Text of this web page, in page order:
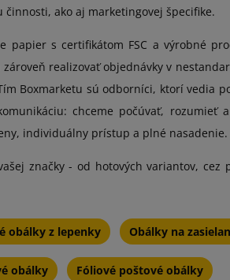
ako aj marketingovej špecifike.
s certifikátom FSC a výrobné
realizovať objednávky v
Boxmarketu sú odborníci, ktorí vedia
chceme počúvať, rozumieť
individuálny prístup a plné nasadenie.
značky - od hotových variantov, cez
obálky z lepenky Obálky na
obálky Fóliové poštové obálky